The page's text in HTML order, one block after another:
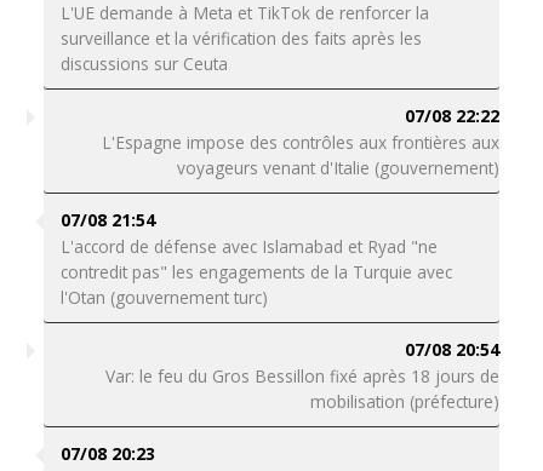
L'UE demande à Meta et TikTok de renforcer la
surveillance et la vérification des faits après les
discussions sur Ceuta
07/08 22:22
L'Espagne impose des contrôles aux frontières aux
voyageurs venant d'Italie (gouvernement)
07/08 21:54
L'accord de défense avec Islamabad et Ryad "ne
contredit pas" les engagements de la Turquie avec
l'Otan (gouvernement turc)
07/08 20:54
Var: le feu du Gros Bessillon fixé après 18 jours de
mobilisation (préfecture)
07/08 20:23